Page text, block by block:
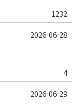
1232
4
2026-06-28
2026-06-29